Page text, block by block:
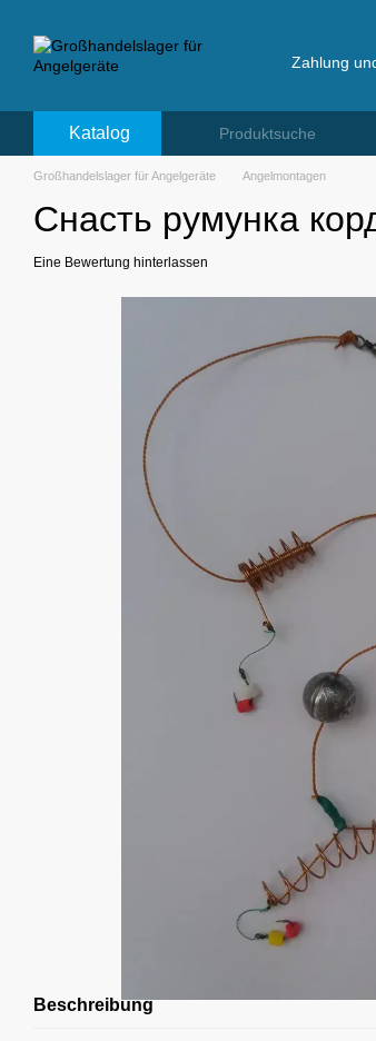
Zahlung
Katalog
Großhandelslager für Angelgeräte Angelmontagen
Снасть румунка
Eine Bewertung hinterlassen
Beschreibung